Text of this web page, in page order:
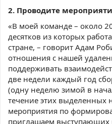
2. Проводите
«В моей команде – около
десятков из которых
стране, – говорит Адам
отношения с нашей
поддерживать
две недели каждый год
(одну неделю зимой в
течение этих выделенных
мероприятия по
приглашаем выступающих